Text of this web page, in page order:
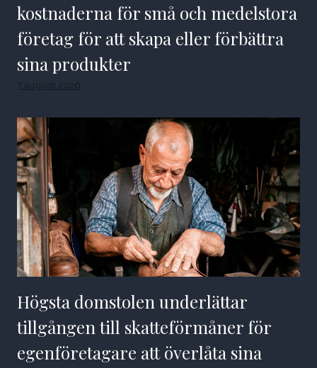
kostnaderna för små och medelstora
företag för att skapa eller förbättra
sina produkter
7 augusti 2026
Högsta domstolen underlättar
tillgången till skatteförmåner för
egenföretagare att överlåta sina